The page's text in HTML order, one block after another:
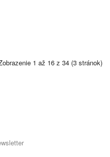
1 až 16 z 34 (3 stránok)